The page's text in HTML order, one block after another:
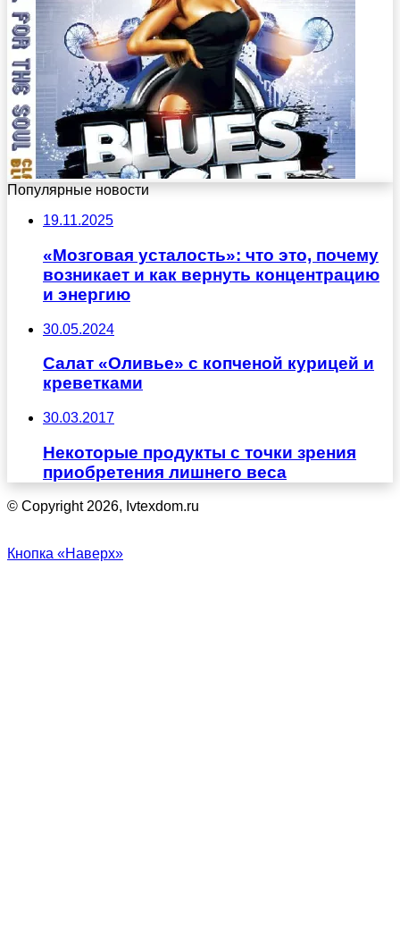
Популярные новости
19.11.2025
«Мозговая усталость»: что это, почему
возникает и как вернуть концентрацию
и энергию
30.05.2024
Салат «Оливье» с копченой курицей и
креветками
30.03.2017
Некоторые продукты с точки зрения
приобретения лишнего веса
© Copyright 2026, Ivtexdom.ru
Кнопка «Наверх»